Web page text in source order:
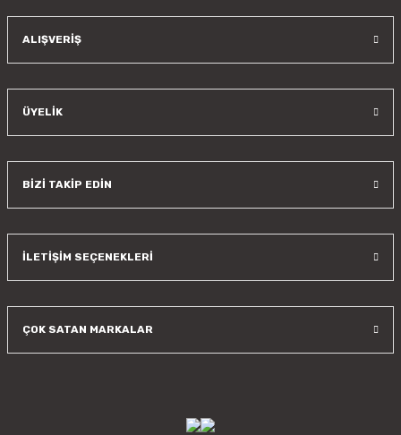
ALIŞVERİŞ
ÜYELİK
BİZİ TAKİP EDİN
İLETİŞİM SEÇENEKLERİ
ÇOK SATAN MARKALAR